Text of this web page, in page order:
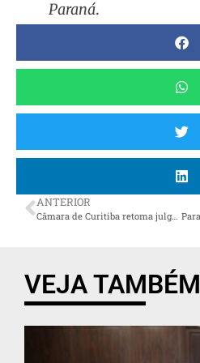
Paraná.
ANTERIOR
Câmara de Curitiba retoma julgamento da cassação de Renato Freitas
VEJA TAMBÉM